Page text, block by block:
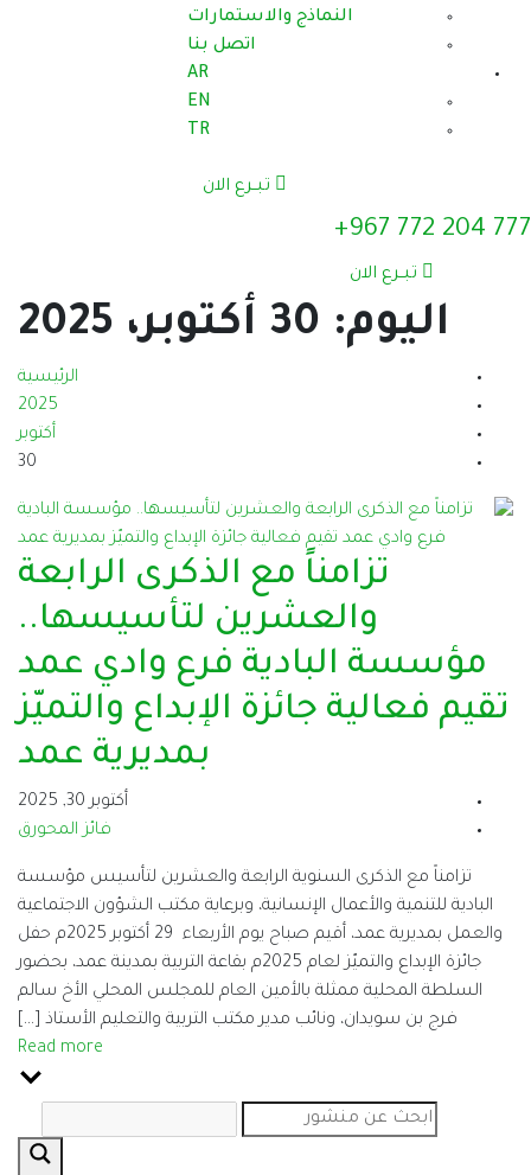
النماذج والاستمارات
اتصل بنا
AR
EN
TR
تبــرع الان
777 204 772 967+
تبــرع الان
اليوم: 30 أكتوبر، 2025
الرئيسية
2025
أكتوبر
30
تزامناً مع الذكرى الرابعة
والعشرين لتأسيسها..
مؤسسة البادية فرع وادي عمد
تقيم فعالية جائزة الإبداع والتميّز
بمديرية عمد
أكتوبر 30, 2025
فائز المحورق
تزامناً مع الذكرى السنوية الرابعة والعشرين لتأسيس مؤسسة
البادية للتنمية والأعمال الإنسانية، وبرعاية مكتب الشؤون الاجتماعية
والعمل بمديرية عمد، أقيم صباح يوم الأربعاء 29 أكتوبر 2025م حفل
جائزة الإبداع والتميّز لعام 2025م بقاعة التربية بمدينة عمد، بحضور
السلطة المحلية ممثلة بالأمين العام للمجلس المحلي الأخ سالم
فرج بن سويدان، ونائب مدير مكتب التربية والتعليم الأستاذ […]
Read more